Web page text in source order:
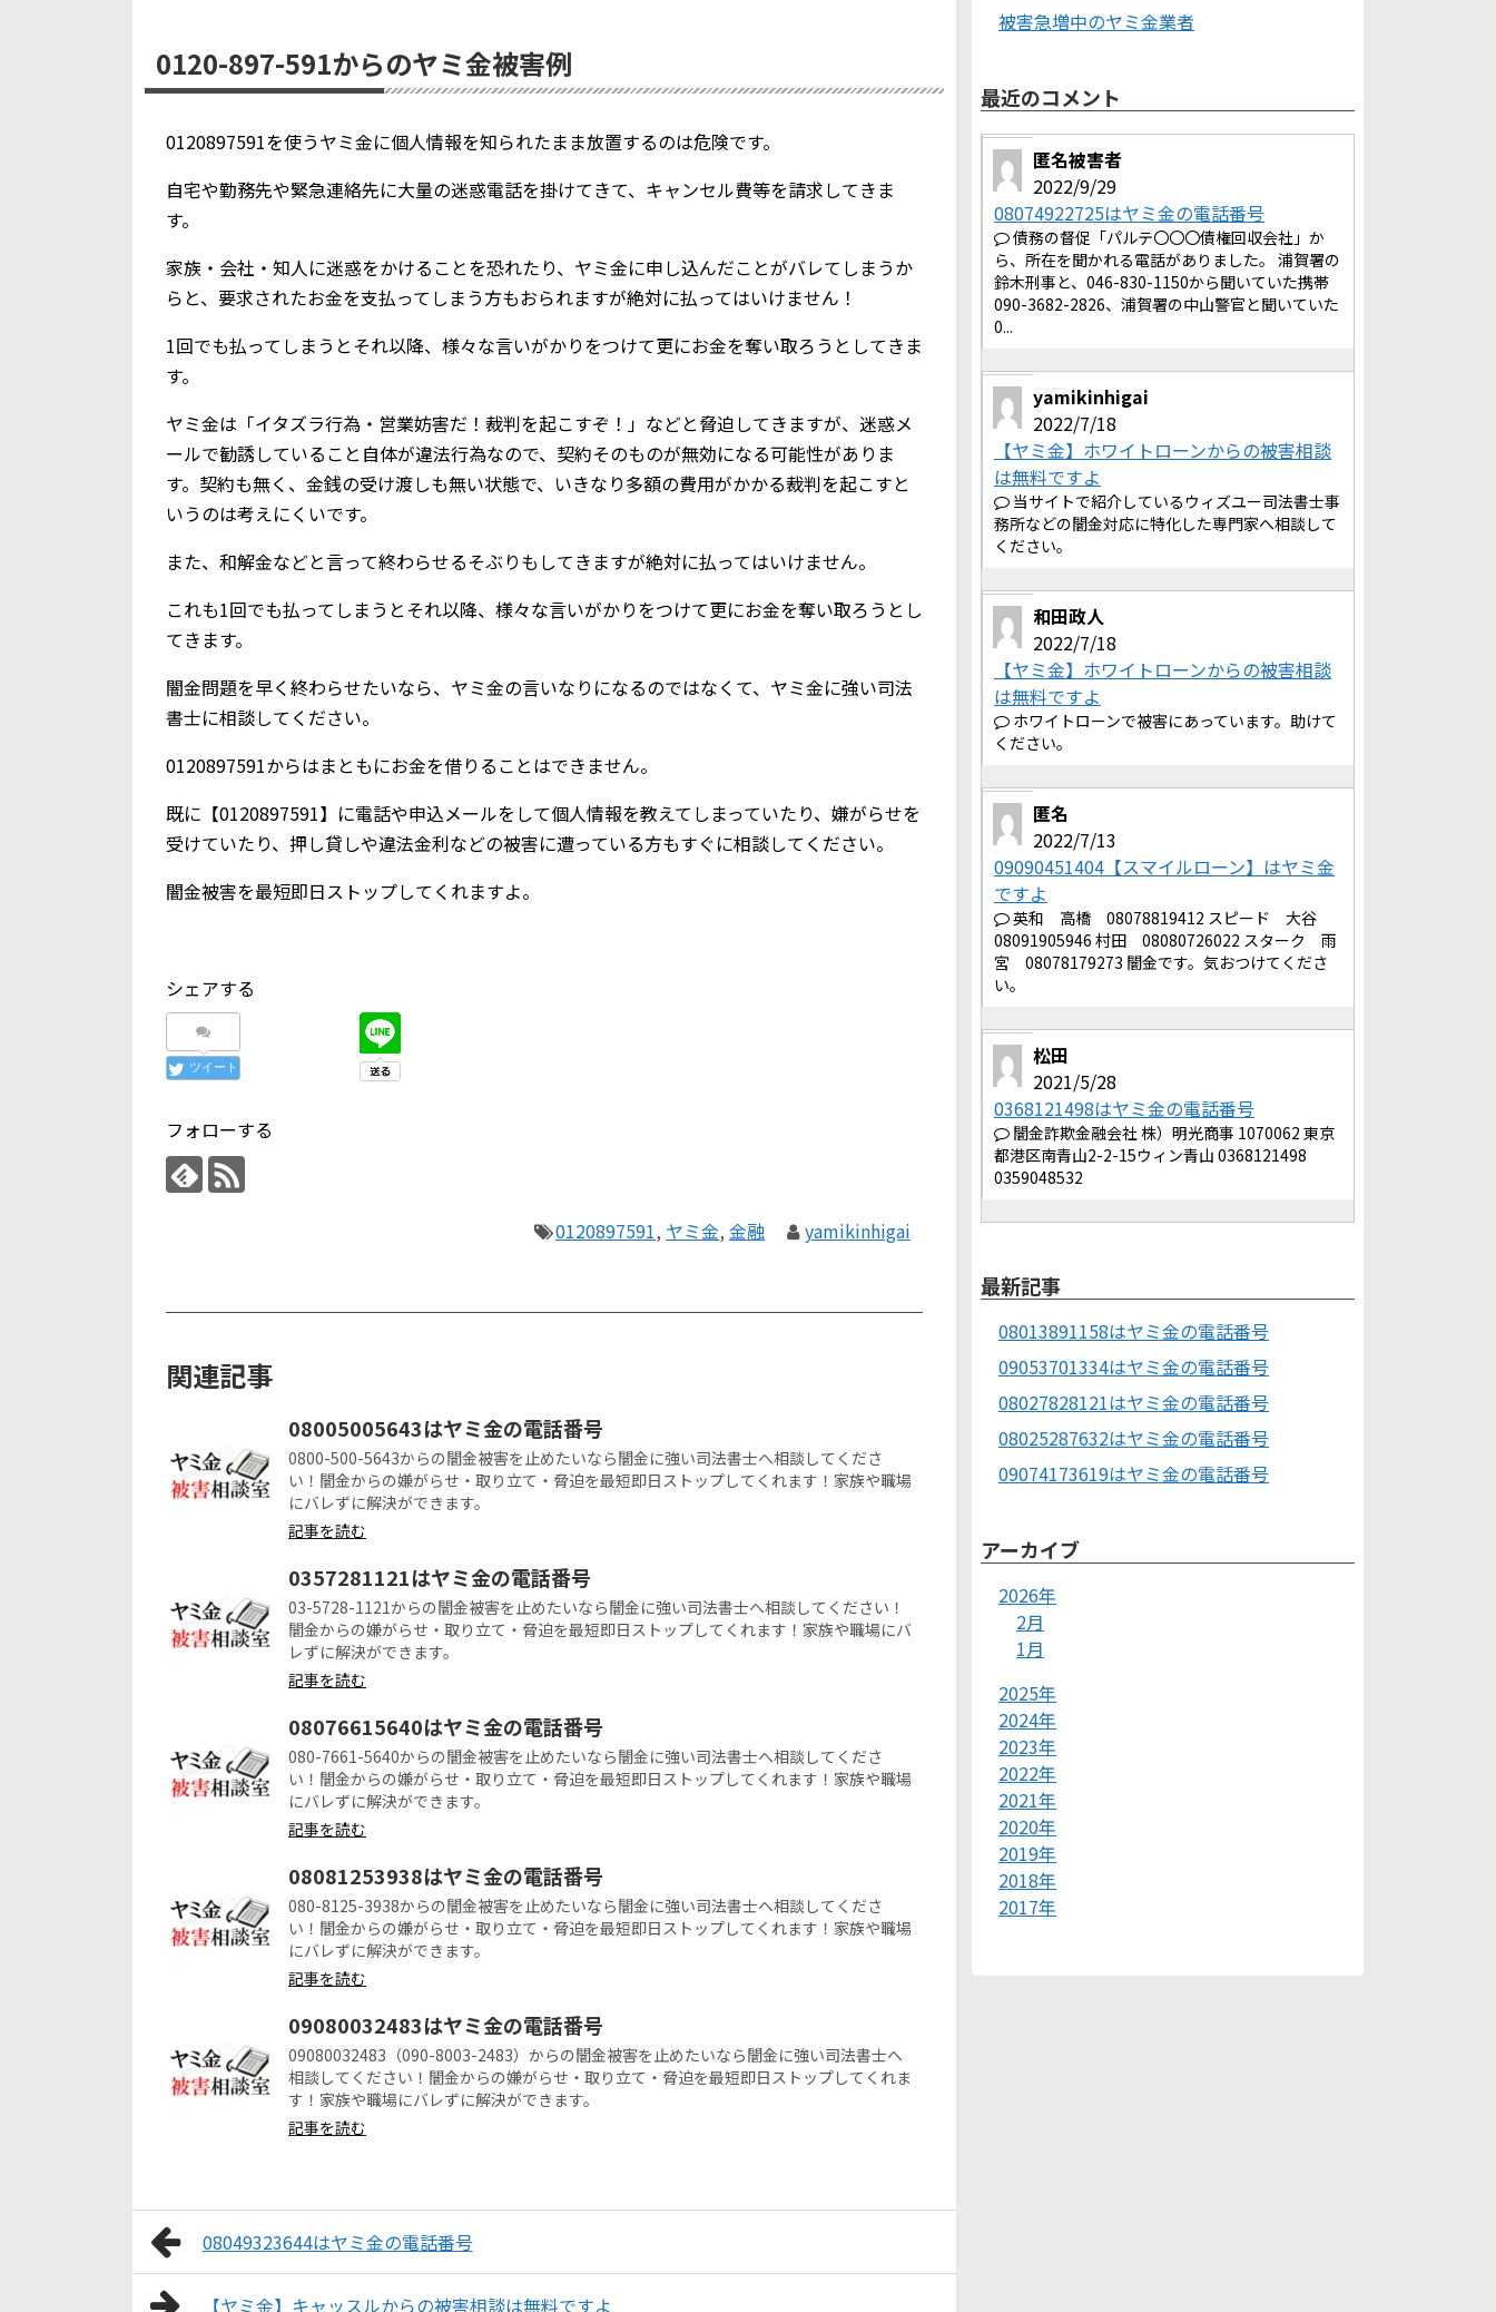
0120-897-591からのヤミ金被害例
0120897591を使うヤミ金に個人情報を知られたまま放置するのは危険です。
自宅や勤務先や緊急連絡先に大量の迷惑電話を掛けてきて、キャンセル費等を請求してきま
す。
家族・会社・知人に迷惑をかけることを恐れたり、ヤミ金に申し込んだことがバレてしまうか
らと、要求されたお金を支払ってしまう方もおられますが絶対に払ってはいけません！
1回でも払ってしまうとそれ以降、様々な言いがかりをつけて更にお金を奪い取ろうとしてきま
す。
ヤミ金は「イタズラ行為・営業妨害だ！裁判を起こすぞ！」などと脅迫してきますが、迷惑メ
ールで勧誘していること自体が違法行為なので、契約そのものが無効になる可能性がありま
す。契約も無く、金銭の受け渡しも無い状態で、いきなり多額の費用がかかる裁判を起こすと
いうのは考えにくいです。
また、和解金などと言って終わらせるそぶりもしてきますが絶対に払ってはいけません。
これも1回でも払ってしまうとそれ以降、様々な言いがかりをつけて更にお金を奪い取ろうとし
てきます。
闇金問題を早く終わらせたいなら、ヤミ金の言いなりになるのではなくて、ヤミ金に強い司法
書士に相談してください。
0120897591からはまともにお金を借りることはできません。
既に【0120897591】に電話や申込メールをして個人情報を教えてしまっていたり、嫌がらせを
受けていたり、押し貸しや違法金利などの被害に遭っている方もすぐに相談してください。
闇金被害を最短即日ストップしてくれますよ。
シェアする
ツイート
フォローする
0120897591, ヤミ金,金融 yamikinhigai
関連記事
08005005643はヤミ金の電話番号
0800-500-5643からの闇金被害を止めたいなら闇金に強い司法書士へ相談してくださ
い！闇金からの嫌がらせ・取り立て・脅迫を最短即日ストップしてくれます！家族や職場
にバレずに解決ができます。
記事を読む
0357281121はヤミ金の電話番号
03-5728-1121からの闇金被害を止めたいなら闇金に強い司法書士へ相談してください！
闇金からの嫌がらせ・取り立て・脅迫を最短即日ストップしてくれます！家族や職場にバ
レずに解決ができます。
記事を読む
08076615640はヤミ金の電話番号
080-7661-5640からの闇金被害を止めたいなら闇金に強い司法書士へ相談してくださ
い！闇金からの嫌がらせ・取り立て・脅迫を最短即日ストップしてくれます！家族や職場
にバレずに解決ができます。
記事を読む
08081253938はヤミ金の電話番号
080-8125-3938からの闇金被害を止めたいなら闇金に強い司法書士へ相談してくださ
い！闇金からの嫌がらせ・取り立て・脅迫を最短即日ストップしてくれます！家族や職場
にバレずに解決ができます。
記事を読む
09080032483はヤミ金の電話番号
09080032483（090-8003-2483）からの闇金被害を止めたいなら闇金に強い司法書士へ
相談してください！闇金からの嫌がらせ・取り立て・脅迫を最短即日ストップしてくれま
す！家族や職場にバレずに解決ができます。
記事を読む
08049323644はヤミ金の電話番号
【ヤミ金】キャッスルからの被害相談は無料ですよ
被害急増中のヤミ金業者
最近のコメント
匿名被害者
2022/9/29
08074922725はヤミ金の電話番号
債務の督促「パルテ〇〇〇債権回収会社」か
ら、所在を聞かれる電話がありました。 浦賀署の
鈴木刑事と、046-830-1150から聞いていた携帯
090-3682-2826、浦賀署の中山警官と聞いていた
0...
yamikinhigai
2022/7/18
【ヤミ金】ホワイトローンからの被害相談
は無料ですよ
当サイトで紹介しているウィズユー司法書士事
務所などの闇金対応に特化した専門家へ相談して
ください。
和田政人
2022/7/18
【ヤミ金】ホワイトローンからの被害相談
は無料ですよ
ホワイトローンで被害にあっています。助けて
ください。
匿名
2022/7/13
09090451404【スマイルローン】はヤミ金
ですよ
英和 高橋 08078819412 スピード 大谷
08091905946 村田 08080726022 スターク 雨
宮 08078179273 闇金です。気おつけてくださ
い。
松田
2021/5/28
0368121498はヤミ金の電話番号
闇金詐欺金融会社 株）明光商事 1070062 東京
都港区南青山2-2-15ウィン青山 0368121498
0359048532
最新記事
08013891158はヤミ金の電話番号
09053701334はヤミ金の電話番号
08027828121はヤミ金の電話番号
08025287632はヤミ金の電話番号
09074173619はヤミ金の電話番号
アーカイブ
2026年
2月
1月
2025年
2024年
2023年
2022年
2021年
2020年
2019年
2018年
2017年